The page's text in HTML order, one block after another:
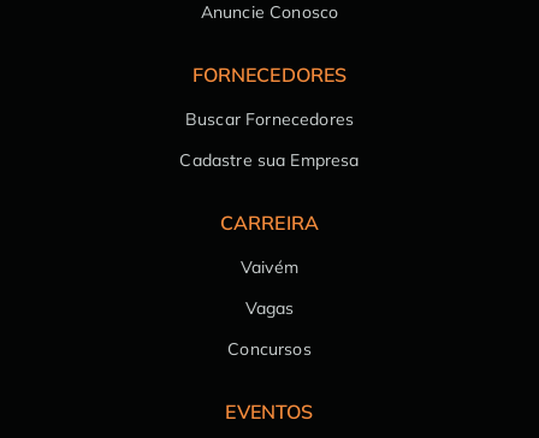
Anuncie Conosco
FORNECEDORES
Buscar Fornecedores
Cadastre sua Empresa
CARREIRA
Vaivém
Vagas
Concursos
EVENTOS